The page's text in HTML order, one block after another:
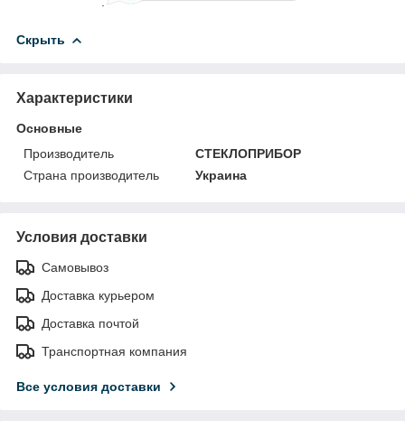
Скрыть
Характеристики
Основные
Производитель
СТЕКЛОПРИБОР
Страна производитель
Украина
Условия доставки
Самовывоз
Доставка курьером
Доставка почтой
Транспортная компания
Все условия доставки